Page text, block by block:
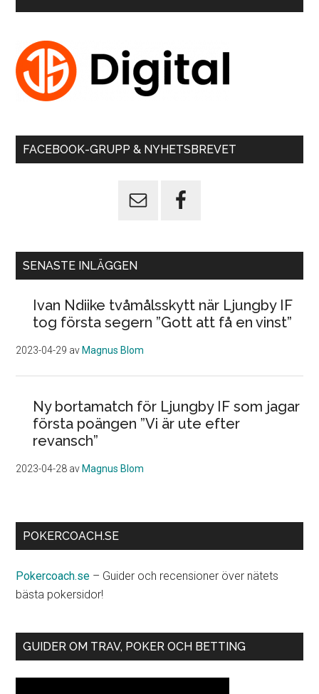
FACEBOOK-GRUPP & NYHETSBREVET
SENASTE INLÄGGEN
Ivan Ndiike tvåmålsskytt när Ljungby IF
tog första segern ”Gott att få en vinst”
2023-04-29 av Magnus Blom
Ny bortamatch för Ljungby IF som jagar
första poängen ”Vi är ute efter
revansch”
2023-04-28 av Magnus Blom
POKERCOACH.SE
Pokercoach.se – Guider och recensioner över nätets
bästa pokersidor!
GUIDER OM TRAV, POKER OCH BETTING